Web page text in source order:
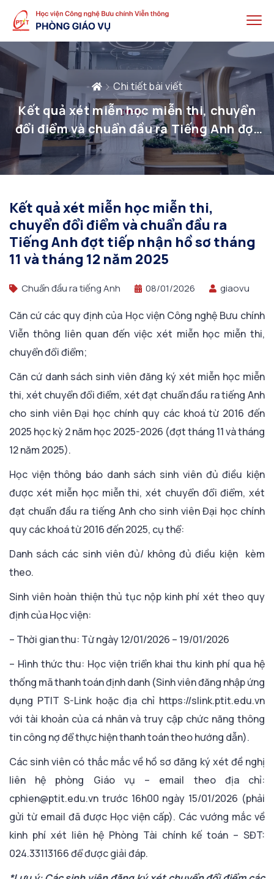
Chi tiết bài viết
Kết quả xét miễn học miễn thi, chuyển
đổi điểm và chuẩn đầu ra Tiếng Anh đợt
tiếp nhận hồ sơ tháng 11 và tháng 12 năm
2025
Kết quả xét miễn học miễn thi,
chuyển đổi điểm và chuẩn đầu ra
Tiếng Anh đợt tiếp nhận hồ sơ tháng
11 và tháng 12 năm 2025
Chuẩn đầu ra tiếng Anh 08/01/2026 giaovu
Căn cứ các quy định của Học viện Công nghệ Bưu chính
Viễn thông liên quan đến việc xét miễn học miễn thi,
chuyển đổi điểm;
Căn cứ danh sách sinh viên đăng ký xét miễn học miễn
thi, xét chuyển đổi điểm, xét đạt chuẩn đầu ra tiếng Anh
cho sinh viên Đại học chính quy các khoá từ 2016 đến
2025 học kỳ 2 năm học 2025-2026 (đợt tháng 11 và tháng
12 năm 2025).
Học viện thông báo danh sách sinh viên đủ điều kiện
được xét miễn học miễn thi, xét chuyển đổi điểm, xét
đạt chuẩn đầu ra tiếng Anh cho sinh viên Đại học chính
quy các khoá từ 2016 đến 2025, cụ thể:
Danh sách các sinh viên đủ/ không đủ điều kiện kèm
theo.
Sinh viên hoàn thiện thủ tục nộp kinh phí xét theo quy
định của Học viện:
– Thời gian thu: Từ ngày 12/01/2026 – 19/01/2026
– Hình thức thu: Học viện triển khai thu kinh phí qua hệ
thống mã thanh toán định danh (Sinh viên đăng nhập ứng
dụng PTIT S-Link hoặc địa chỉ https://slink.ptit.edu.vn
với tài khoản của cá nhân và truy cập chức năng thông
tin công nợ để thực hiện thanh toán theo hướng dẫn).
Các sinh viên có thắc mắc về hồ sơ đăng ký xét đề nghị
liên hệ phòng Giáo vụ – email theo địa chỉ:
cphien@ptit.edu.vn trước 16h00 ngày 15/01/2026 (phải
gửi từ email đã được Học viện cấp). Các vướng mắc về
kinh phí xét liên hệ Phòng Tài chính kế toán – SĐT:
024.33113166 để được giải đáp.